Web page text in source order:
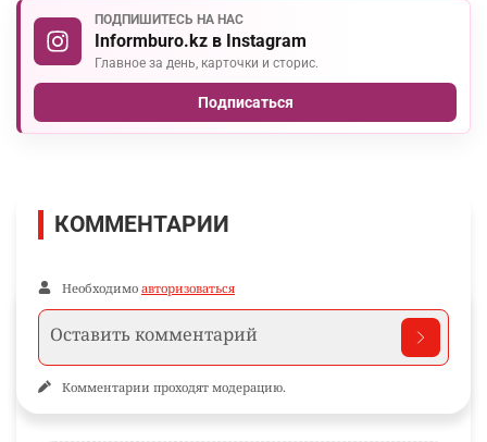
ПОДПИШИТЕСЬ НА НАС
Informburo.kz в Instagram
Главное за день, карточки и сторис.
Подписаться
КОММЕНТАРИИ
Необходимо авторизоваться
Комментарии проходят модерацию.